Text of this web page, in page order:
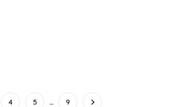
4 5 … 9